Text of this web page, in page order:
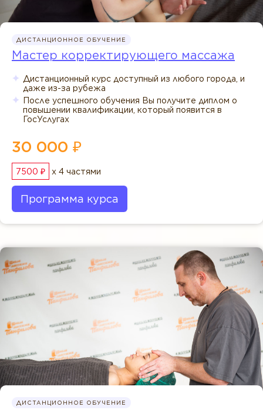
ДИСТАНЦИОННОЕ ОБУЧЕНИЕ
Мастер корректирующего массажа
Дистанционный курс доступный из любого города, и
даже из-за рубежа
После успешного обучения Вы получите диплом о
повышении квалификации, который появится в
ГосУслугах
30 000 ₽
7500 ₽ x 4 частями
Программа курса
ДИСТАНЦИОННОЕ ОБУЧЕНИЕ